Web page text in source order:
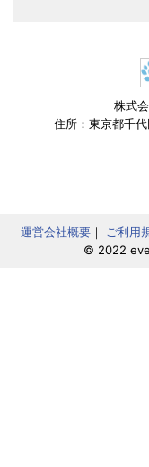
株式
住所：東京都千
運営会社概要 ｜ ご利用
© 2022